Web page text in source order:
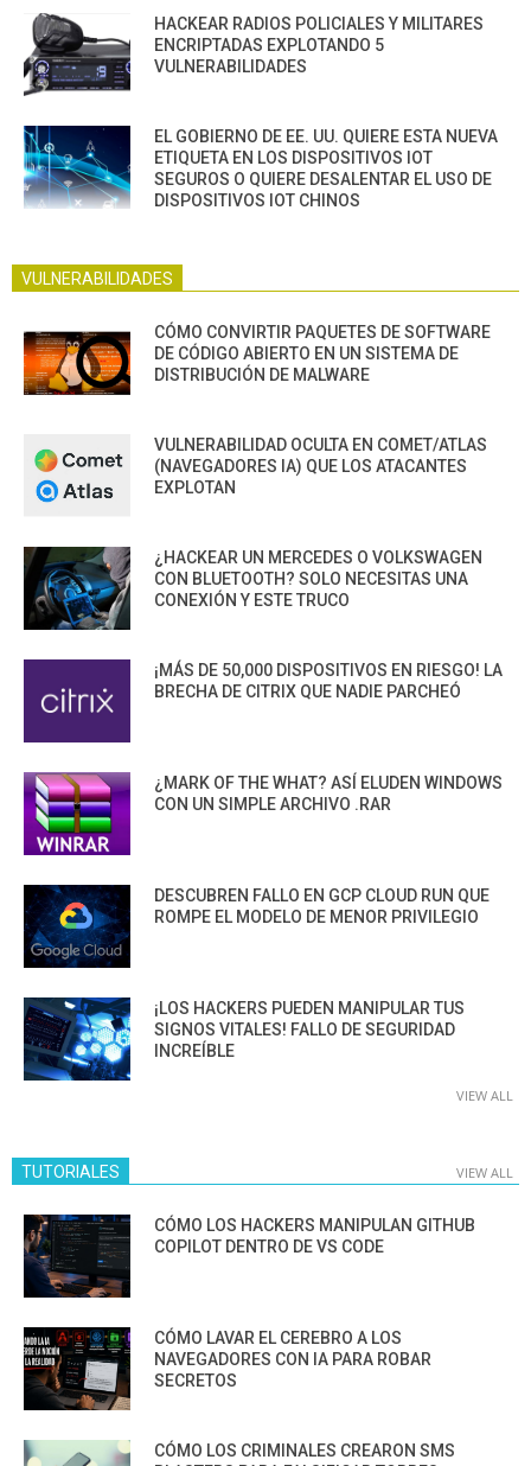
HACKEAR RADIOS POLICIALES Y MILITARES
ENCRIPTADAS EXPLOTANDO 5
VULNERABILIDADES
EL GOBIERNO DE EE. UU. QUIERE ESTA NUEVA
ETIQUETA EN LOS DISPOSITIVOS IOT
SEGUROS O QUIERE DESALENTAR EL USO DE
DISPOSITIVOS IOT CHINOS
VULNERABILIDADES
CÓMO CONVIRTIR PAQUETES DE SOFTWARE
DE CÓDIGO ABIERTO EN UN SISTEMA DE
DISTRIBUCIÓN DE MALWARE
VULNERABILIDAD OCULTA EN COMET/ATLAS
(NAVEGADORES IA) QUE LOS ATACANTES
EXPLOTAN
¿HACKEAR UN MERCEDES O VOLKSWAGEN
CON BLUETOOTH? SOLO NECESITAS UNA
CONEXIÓN Y ESTE TRUCO
¡MÁS DE 50,000 DISPOSITIVOS EN RIESGO! LA
BRECHA DE CITRIX QUE NADIE PARCHEÓ
¿MARK OF THE WHAT? ASÍ ELUDEN WINDOWS
CON UN SIMPLE ARCHIVO .RAR
DESCUBREN FALLO EN GCP CLOUD RUN QUE
ROMPE EL MODELO DE MENOR PRIVILEGIO
¡LOS HACKERS PUEDEN MANIPULAR TUS
SIGNOS VITALES! FALLO DE SEGURIDAD
INCREÍBLE
VIEW ALL
TUTORIALES VIEW ALL
CÓMO LOS HACKERS MANIPULAN GITHUB
COPILOT DENTRO DE VS CODE
CÓMO LAVAR EL CEREBRO A LOS
NAVEGADORES CON IA PARA ROBAR
SECRETOS
CÓMO LOS CRIMINALES CREARON SMS